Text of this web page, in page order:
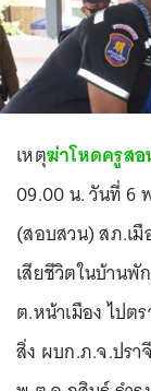
เหตุฆ่าโหดครูส
09.00 น. วันที่ 6
(สอบสวน) สภ.เมื
เสียชีวิตในบ้านพั
ต.หน้าเมือง ไป
สิ่ง ผบก.ภ.จ.ปร